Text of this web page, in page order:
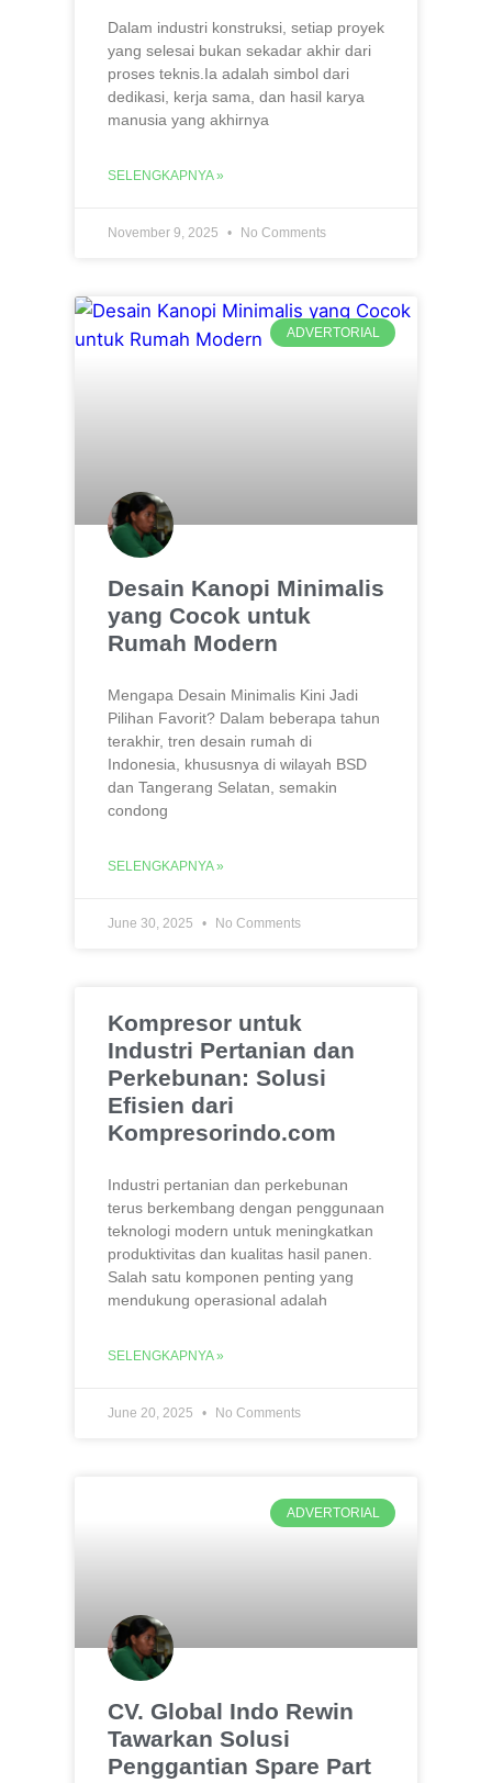
Dalam industri konstruksi, setiap proyek
yang selesai bukan sekadar akhir dari
proses teknis.Ia adalah simbol dari
dedikasi, kerja sama, dan hasil karya
manusia yang akhirnya
SELENGKAPNYA »
November 9, 2025 No Comments
ADVERTORIAL
Desain Kanopi Minimalis
yang Cocok untuk
Rumah Modern
Mengapa Desain Minimalis Kini Jadi
Pilihan Favorit? Dalam beberapa tahun
terakhir, tren desain rumah di
Indonesia, khususnya di wilayah BSD
dan Tangerang Selatan, semakin
condong
SELENGKAPNYA »
June 30, 2025 No Comments
Kompresor untuk
Industri Pertanian dan
Perkebunan: Solusi
Efisien dari
Kompresorindo.com
Industri pertanian dan perkebunan
terus berkembang dengan penggunaan
teknologi modern untuk meningkatkan
produktivitas dan kualitas hasil panen.
Salah satu komponen penting yang
mendukung operasional adalah
SELENGKAPNYA »
June 20, 2025 No Comments
ADVERTORIAL
CV. Global Indo Rewin
Tawarkan Solusi
Penggantian Spare Part